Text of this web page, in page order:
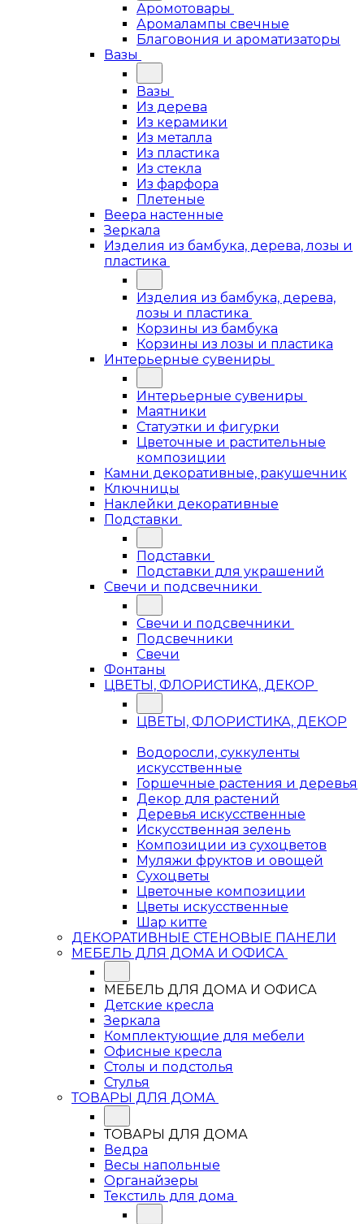
Аромотовары
Аромалампы свечные
Благовония и ароматизаторы
Вазы
Вазы
Из дерева
Из керамики
Из металла
Из пластика
Из стекла
Из фарфора
Плетеные
Веера настенные
Зеркала
Изделия из бамбука, дерева, лозы и
пластика
Изделия из бамбука, дерева,
лозы и пластика
Корзины из бамбука
Корзины из лозы и пластика
Интерьерные сувениры
Интерьерные сувениры
Маятники
Статуэтки и фигурки
Цветочные и растительные
композиции
Камни декоративные, ракушечник
Ключницы
Наклейки декоративные
Подставки
Подставки
Подставки для украшений
Свечи и подсвечники
Свечи и подсвечники
Подсвечники
Свечи
Фонтаны
ЦВЕТЫ, ФЛОРИСТИКА, ДЕКОР
ЦВЕТЫ, ФЛОРИСТИКА, ДЕКОР
Водоросли, суккуленты
искусственные
Горшечные растения и деревья
Декор для растений
Деревья искусственные
Искусственная зелень
Композиции из сухоцветов
Муляжи фруктов и овощей
Сухоцветы
Цветочные композиции
Цветы искусственные
Шар китте
ДЕКОРАТИВНЫЕ СТЕНОВЫЕ ПАНЕЛИ
МЕБЕЛЬ ДЛЯ ДОМА И ОФИСА
МЕБЕЛЬ ДЛЯ ДОМА И ОФИСА
Детские кресла
Зеркала
Комплектующие для мебели
Офисные кресла
Столы и подстолья
Стулья
ТОВАРЫ ДЛЯ ДОМА
ТОВАРЫ ДЛЯ ДОМА
Ведра
Весы напольные
Органайзеры
Текстиль для дома